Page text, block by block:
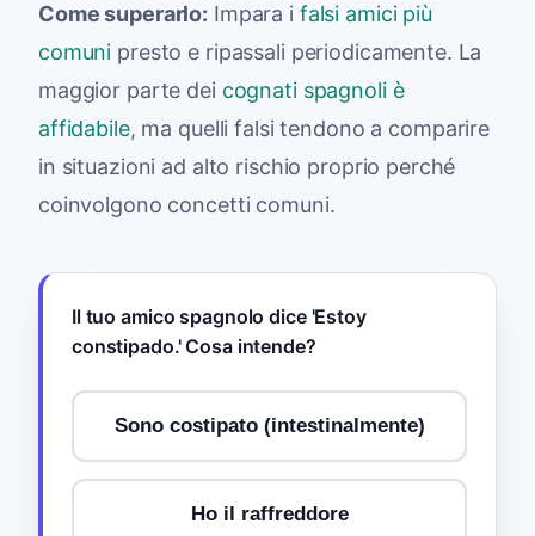
Come superarlo: Impara i falsi amici più
comuni presto e ripassali periodicamente. La
maggior parte dei cognati spagnoli è
affidabile, ma quelli falsi tendono a comparire
in situazioni ad alto rischio proprio perché
coinvolgono concetti comuni.
Il tuo amico spagnolo dice 'Estoy
constipado.' Cosa intende?
Sono costipato (intestinalmente)
Ho il raffreddore